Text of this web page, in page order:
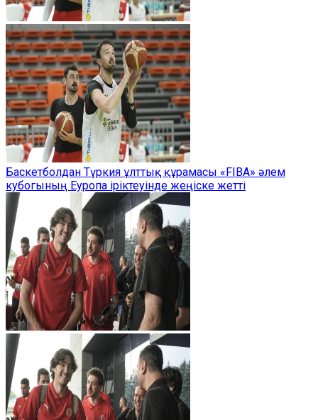
Баскетболдан Түркия ұлттық құрамасы «FIBA» әлем
кубогының Еуропа іріктеуінде жеңіске жетті